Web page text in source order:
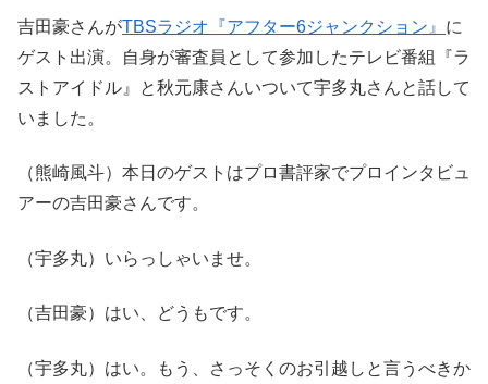
吉田豪さんがTBSラジオ『アフター6ジャンクション』 に
ゲスト出演。自身が審査員として参加したテレビ番組『ラ
ストアイドル』と秋元康さんいついて宇多丸さんと話して
いました。
（熊崎風斗）本日のゲストはプロ書評家でプロインタビュ
アーの吉田豪さんです。
（宇多丸）いらっしゃいませ。
（吉田豪）はい、どうもです。
（宇多丸）はい。もう、さっそくのお引越しと言うべきか